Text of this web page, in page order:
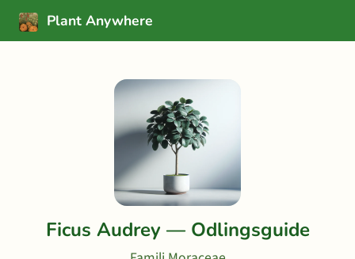
Plant Anywhere
Ficus Audrey — Odlingsguide